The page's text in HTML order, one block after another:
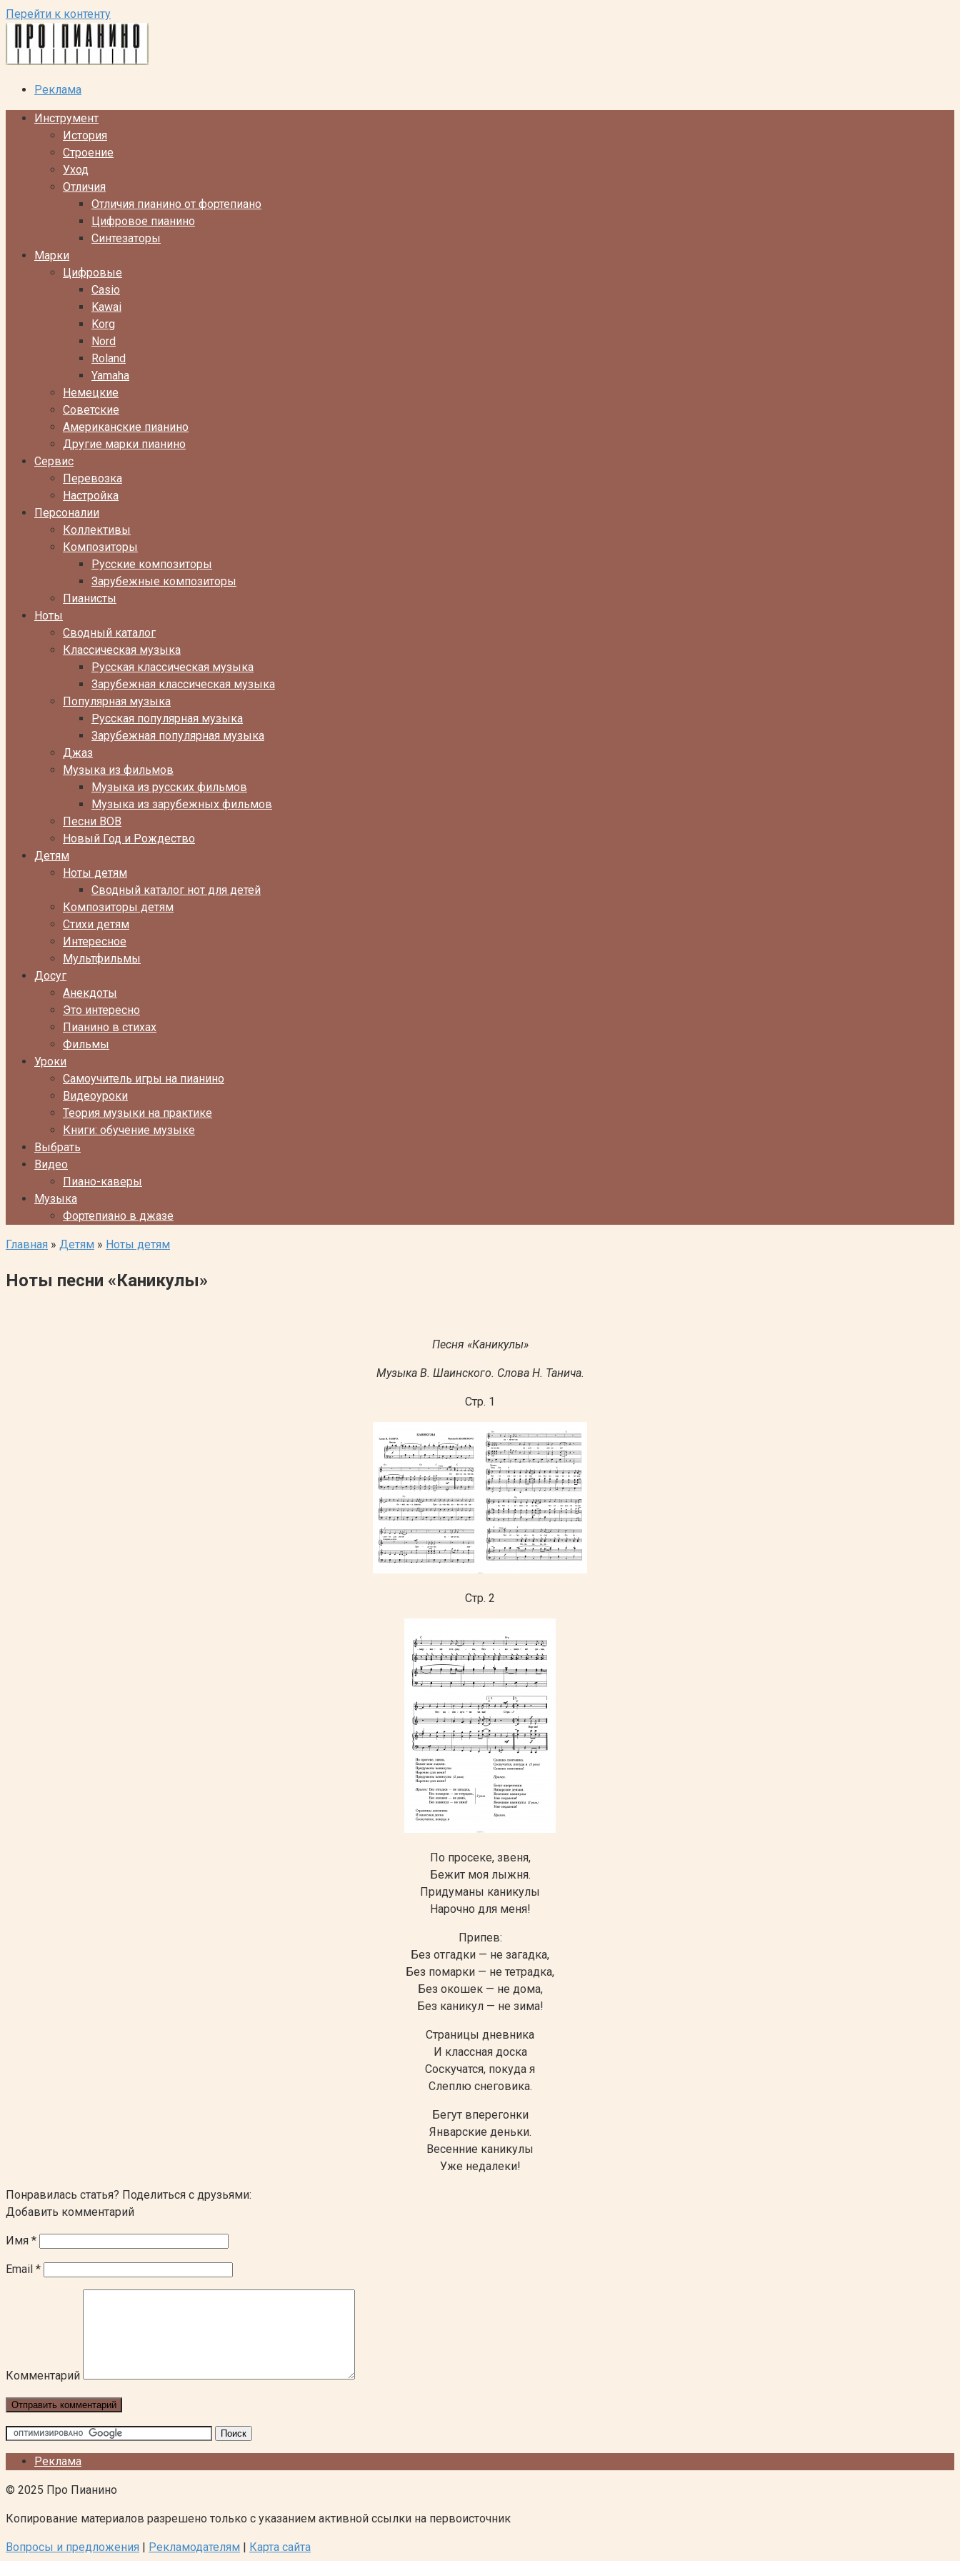
Перейти к контенту
Реклама
Инструмент
История
Строение
Уход
Отличия
Отличия пианино от фортепиано
Цифровое пианино
Синтезаторы
Марки
Цифровые
Casio
Kawai
Korg
Nord
Roland
Yamaha
Немецкие
Советские
Американские пианино
Другие марки пианино
Сервис
Перевозка
Настройка
Персоналии
Коллективы
Композиторы
Русские композиторы
Зарубежные композиторы
Пианисты
Ноты
Сводный каталог
Классическая музыка
Русская классическая музыка
Зарубежная классическая музыка
Популярная музыка
Русская популярная музыка
Зарубежная популярная музыка
Джаз
Музыка из фильмов
Музыка из русских фильмов
Музыка из зарубежных фильмов
Песни ВОВ
Новый Год и Рождество
Детям
Ноты детям
Сводный каталог нот для детей
Композиторы детям
Стихи детям
Интересное
Мультфильмы
Досуг
Анекдоты
Это интересно
Пианино в стихах
Фильмы
Уроки
Самоучитель игры на пианино
Видеоуроки
Теория музыки на практике
Книги: обучение музыке
Выбрать
Видео
Пиано-каверы
Музыка
Фортепиано в джазе
Главная » Детям » Ноты детям
Ноты песни «Каникулы»
Песня «Каникулы»
Музыка В. Шаинского. Слова Н. Танича.
Стр. 1
Стр. 2
По просеке, звеня,
Бежит моя лыжня.
Придуманы каникулы
Нарочно для меня!
Припев:
Без отгадки — не загадка,
Без помарки — не тетрадка,
Без окошек — не дома,
Без каникул — не зима!
Страницы дневника
И классная доска
Соскучатся, покуда я
Слеплю снеговика.
Бегут вперегонки
Январские деньки.
Весенние каникулы
Уже недалеки!
Понравилась статья? Поделиться с друзьями:
Добавить комментарий
Имя *
Email *
Комментарий
Реклама
© 2025 Про Пианино
Копирование материалов разрешено только с указанием активной ссылки на первоисточник
Вопросы и предложения | Рекламодателям | Карта сайта